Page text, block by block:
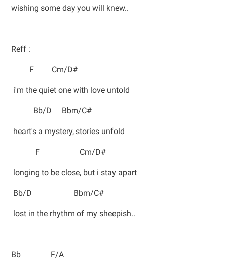
wishing some day you will knew..
Reff :
F Cm/D#
i'm the quiet one with love untold
Bb/D Bbm/C#
heart's a mystery, stories unfold
F Cm/D#
longing to be close, but i stay apart
Bb/D Bbm/C#
lost in the rhythm of my sheepish..
Bb F/A